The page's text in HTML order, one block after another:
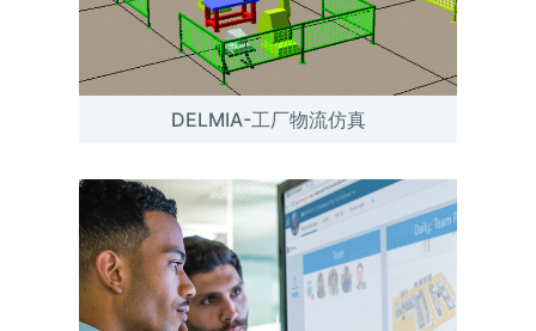
DELMIA-工厂物流仿真